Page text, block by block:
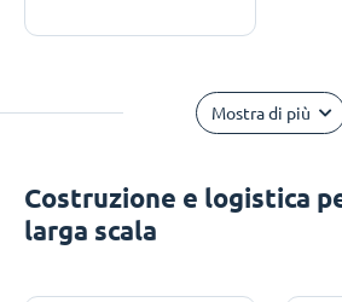
Mostra di più
Costruzione e logistica
larga scala